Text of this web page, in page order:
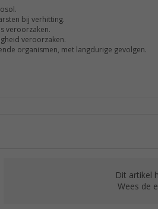
bij verhitting.
veroorzaken.
veroorzaken.
organismen, met langdurige gevolgen.
Dit artikel
Wees de